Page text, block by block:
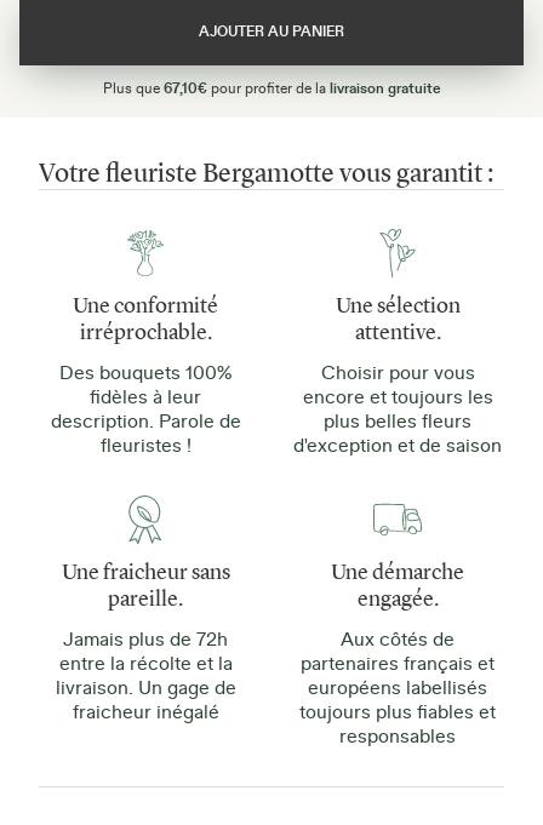
AJOUTER AU PANIER
Plus que 67,10€pour profiter de la livraison gratuite
Votre fleuriste Bergamotte vous garantit :
Une conformité
irréprochable.
Des bouquets 100%
fidèles à leur
description. Parole de
fleuristes !
Une sélection
attentive.
Choisir pour vous
encore et toujours les
plus belles fleurs
d'exception et de saison
Une fraicheur sans
pareille.
Jamais plus de 72h
entre la récolte et la
livraison. Un gage de
fraicheur inégalé
Une démarche
engagée.
Aux côtés de
partenaires français et
européens labellisés
toujours plus fiables et
responsables